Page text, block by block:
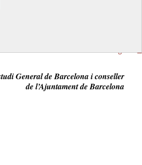
Tornar a la Biografia
General de Barcelona i conseller
de l’Ajuntament de Barcelona